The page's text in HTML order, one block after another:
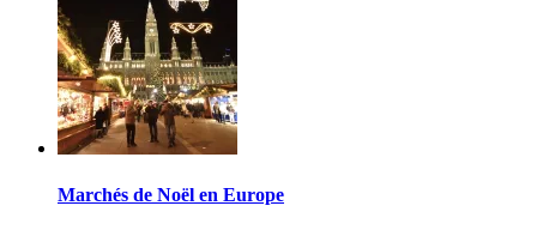
Marchés de Noël en Europe